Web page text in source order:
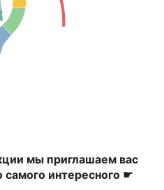
мы приглашаем вас
самого интересного ☛